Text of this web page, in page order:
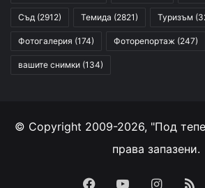
Съд (2912) Темида (2821) Туризъм
Фотогалерия (174) Фоторепортаж (247)
вашите снимки (134)
© Copyright 2009-2026, "Под
права запазени.
Facebook
YouTube